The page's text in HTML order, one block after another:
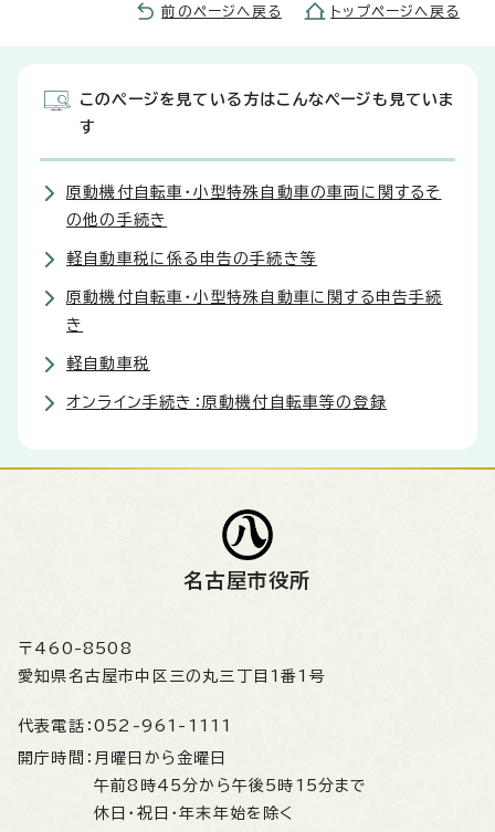
前のページへ戻る トップページへ戻る
このページを見ている方はこんなページも見ていま
す
原動機付自転車・小型特殊自動車の車両に関するそ
の他の手続き
軽自動車税に係る申告の手続き等
原動機付自転車・小型特殊自動車に関する申告手続
き
軽自動車税
オンライン手続き：原動機付自転車等の登録
名古屋市役所
〒460-8508
愛知県名古屋市中区三の丸三丁目1番1号
代表電話： 052-961-1111
開庁時間： 月曜日から金曜日
午前8時45分から午後5時15分まで
休日・祝日・年末年始を除く